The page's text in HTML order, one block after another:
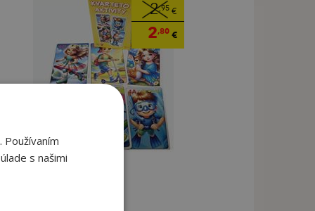
2,95€
2,80€
s našimi